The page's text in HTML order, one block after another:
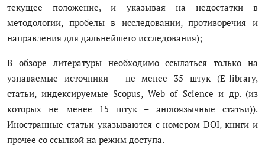
текущее положение, и указывая на недостатки в
методологии, пробелы в исследовании, противоречия и
направления для дальнейшего исследования);
В обзоре литературы необходимо ссылаться только на
узнаваемые источники – не менее 35 штук (E-library,
статьи, индексируемые Scopus, Web of Science и др. (из
которых не менее 15 штук – англоязычные статьи)).
Иностранные статьи указываются с номером DOI, книги и
прочее со ссылкой на режим доступа.